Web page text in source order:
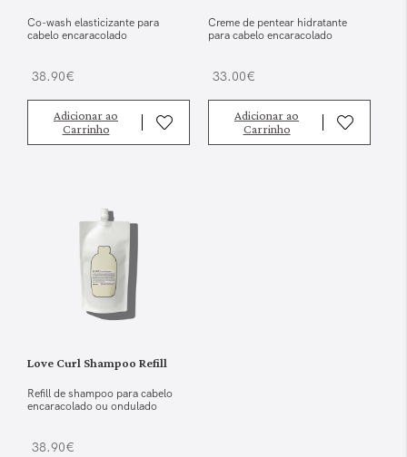
Co-wash elasticizante para
cabelo encaracolado
38.90€
Adicionar ao
Carrinho
Creme de pentear hidratante
para cabelo encaracolado
33.00€
Adicionar ao
Carrinho
Love Curl Shampoo Refill
Refill de shampoo para cabelo
encaracolado ou ondulado
38.90€